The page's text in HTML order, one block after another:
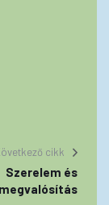
cikk
Szerelem és